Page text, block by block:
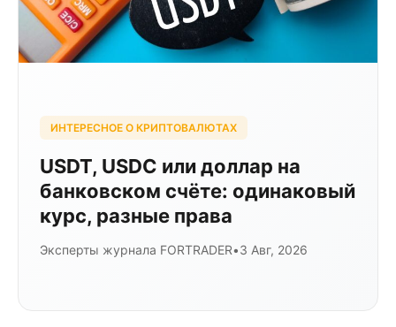
ИНТЕРЕСНОЕ О КРИПТОВАЛЮТАХ
USDT, USDC или доллар на
банковском счёте: одинаковый
курс, разные права
Эксперты журнала FORTRADER•3 Авг, 2026